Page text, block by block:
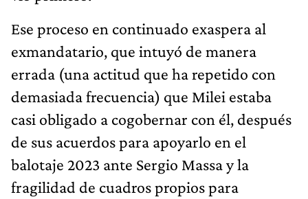
Ese proceso en continuado exaspera al
exmandatario, que intuyó de manera
errada (una actitud que ha repetido con
demasiada frecuencia) que Milei estaba
casi obligado a cogobernar con él, después
de sus acuerdos para apoyarlo en el
balotaje 2023 ante Sergio Massa y la
fragilidad de cuadros propios para